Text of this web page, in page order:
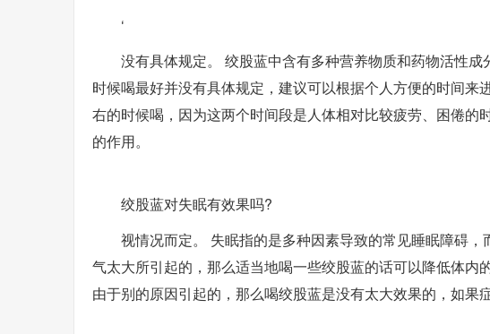
‘
没有具体规定。 绞股蓝中含有多种营养物质和药物活性
时候喝最好并没有具体规定，建议可以根据个人方便的时间
右的时候喝，因为这两个时间段是人体相对比较疲劳、困倦
的作用。
绞股蓝对失眠有效果吗?
视情况而定。 失眠指的是多种因素导致的常见睡眠障碍
气太大所引起的，那么适当地喝一些绞股蓝的话可以降低体
由于别的原因引起的，那么喝绞股蓝是没有太大效果的，如果